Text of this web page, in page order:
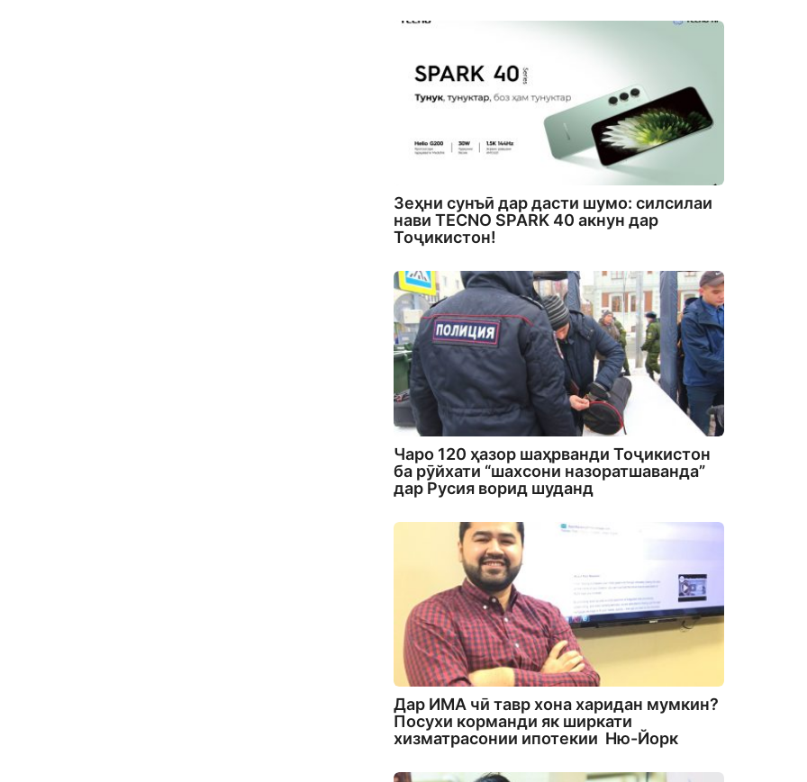
Зеҳни сунъӣ дар дасти шумо: силсилаи
нави TECNO SPARK 40 акнун дар
Тоҷикистон!
Чаро 120 ҳазор шаҳрванди Тоҷикистон
ба рӯйхати “шахсони назоратшаванда”
дар Русия ворид шуданд
Дар ИМА чӣ тавр хона харидан мумкин?
Посухи корманди як ширкати
хизматрасонии ипотекии Ню-Йорк